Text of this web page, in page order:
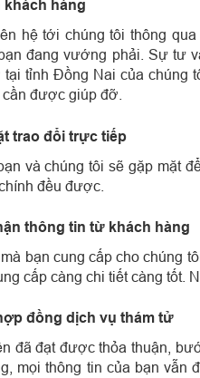
khách hàng
hệ tới chúng tôi thông
đang vướng phải. Sự tư
tỉnh Đồng Nai của chúng
được giúp đỡ.
trao đổi trực tiếp
và chúng tôi sẽ gặp mặt
đều được.
thông tin từ khách hàng
bạn cung cấp cho chúng
cấp càng chi tiết càng tốt.
đồng dịch vụ thám tử
đã đạt được thỏa thuận,
mọi thông tin của bạn vẫn